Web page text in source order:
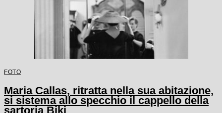
FOTO
Maria Callas, ritratta nella sua abitazione,
si sistema allo specchio il cappello della
sartoria Biki